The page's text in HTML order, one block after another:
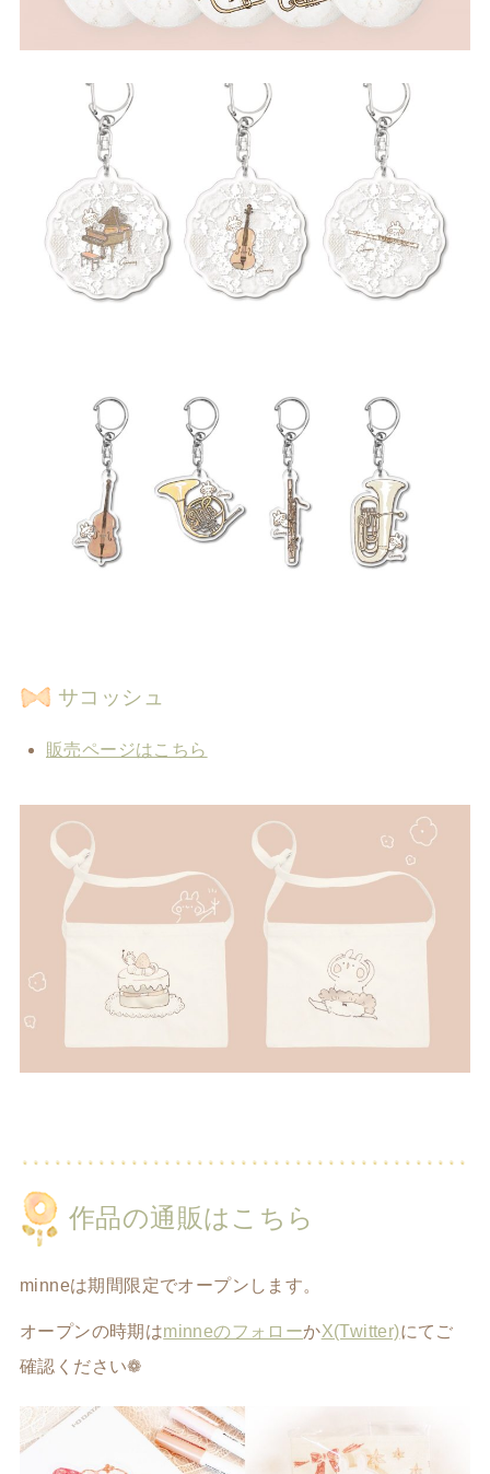
サコッシュ
販売ページはこちら
作品の通販はこちら
minneは期間限定でオープンします。
オープンの時期はminneのフォローかX(Twitter)にてご
確認ください❁